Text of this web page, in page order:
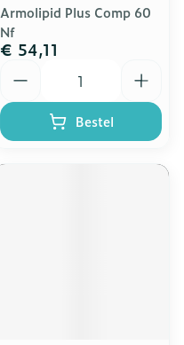
Armolipid Plus Comp 60
Nf
€ 54,11
Bestel